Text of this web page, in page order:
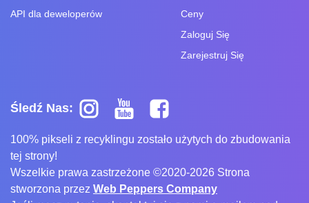
API dla deweloperów
Ceny
Zaloguj Się
Zarejestruj Się
Śledź Nas:
100% pikseli z recyklingu zostało użytych do zbudowania
tej strony!
Wszelkie prawa zastrzeżone ©2020-2026 Strona
stworzona przez Web Peppers Company